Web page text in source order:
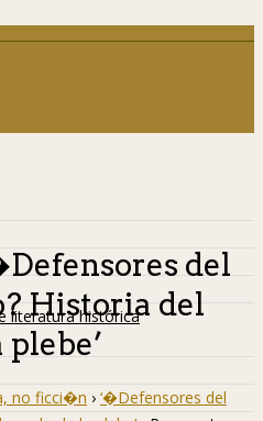
literatura histórica
del
Historia del
no ficci�n › ‘�Defensores del